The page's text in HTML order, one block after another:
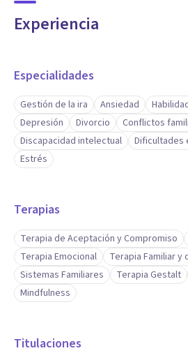
Experiencia
Especialidades
Gestión de la ira Ansiedad
Depresión
Divorcio
Conflictos
Discapacidad intelectual
Dificultades
Estrés
Terapias
Terapia de Aceptación y Compromiso
Terapia Emocional
Terapia Familiar y
Sistemas Familiares
Terapia Gestalt
Mindfulness
Titulaciones